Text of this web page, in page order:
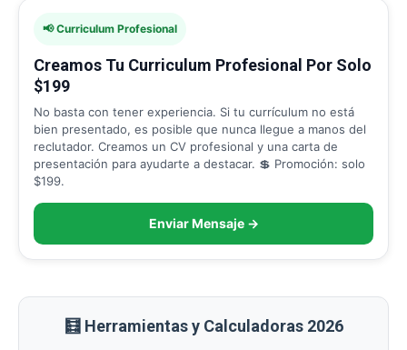
📢 Curriculum Profesional
Creamos Tu Curriculum Profesional Por Solo
$199
No basta con tener experiencia. Si tu currículum no está
bien presentado, es posible que nunca llegue a manos del
reclutador. Creamos un CV profesional y una carta de
presentación para ayudarte a destacar. 💲 Promoción: solo
$199.
Enviar Mensaje →
🧮 Herramientas y Calculadoras 2026